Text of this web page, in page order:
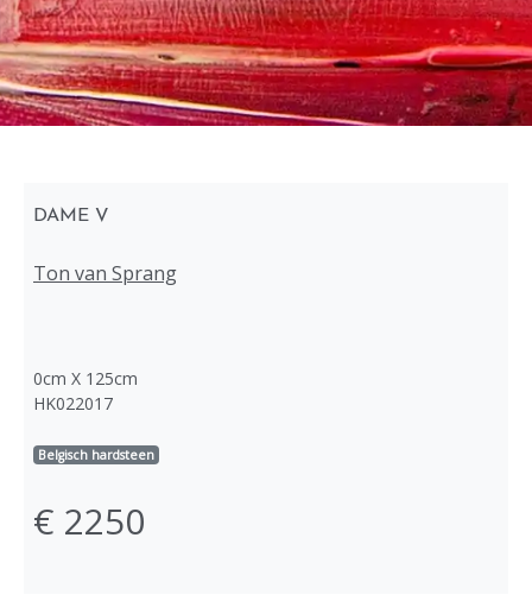
DAME V
Ton van Sprang
0cm X 125cm
HK022017
Belgisch hardsteen
€ 2250